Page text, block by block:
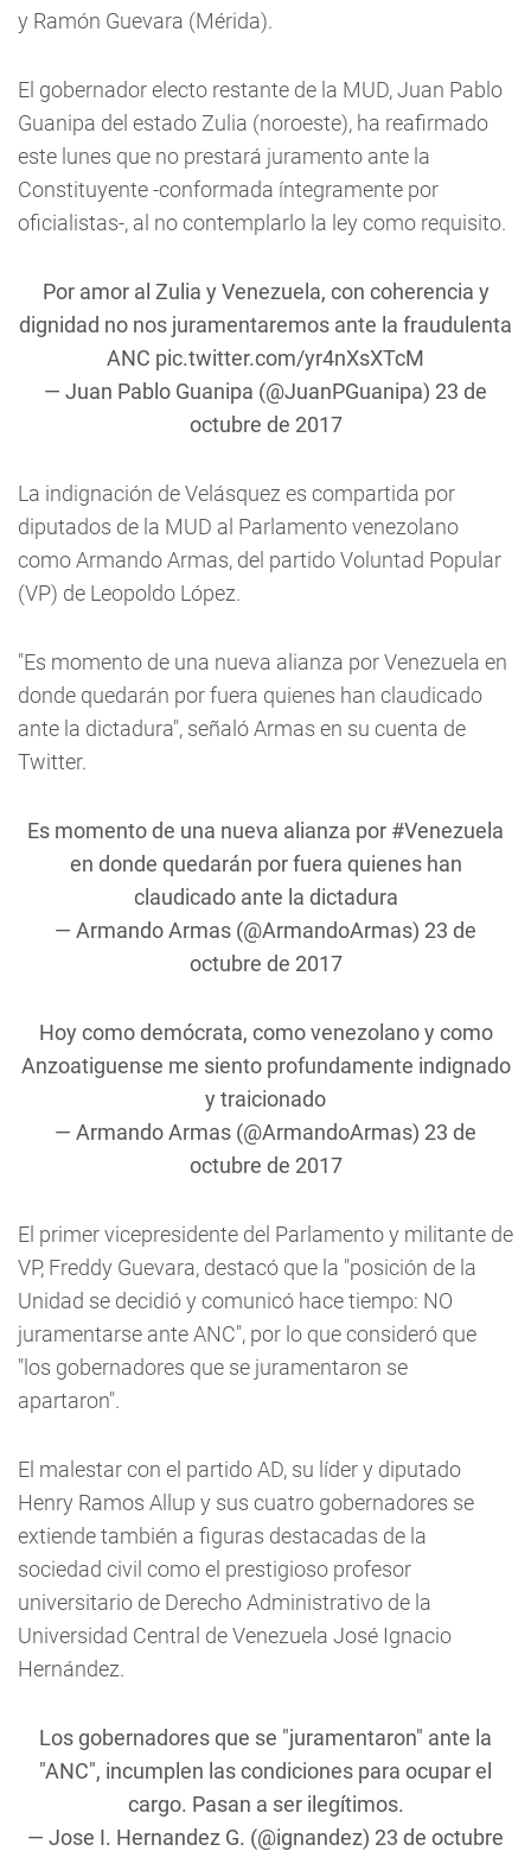
y Ramón Guevara (Mérida).
El gobernador electo restante de la MUD, Juan Pablo
Guanipa del estado Zulia (noroeste), ha reafirmado
este lunes que no prestará juramento ante la
Constituyente -conformada íntegramente por
oficialistas-, al no contemplarlo la ley como requisito.
Por amor al Zulia y Venezuela, con coherencia y
dignidad no nos juramentaremos ante la fraudulenta
ANC pic.twitter.com/yr4nXsXTcM
— Juan Pablo Guanipa (@JuanPGuanipa) 23 de
octubre de 2017
La indignación de Velásquez es compartida por
diputados de la MUD al Parlamento venezolano
como Armando Armas, del partido Voluntad Popular
(VP) de Leopoldo López.
"Es momento de una nueva alianza por Venezuela en
donde quedarán por fuera quienes han claudicado
ante la dictadura", señaló Armas en su cuenta de
Twitter.
Es momento de una nueva alianza por #Venezuela
en donde quedarán por fuera quienes han
claudicado ante la dictadura
— Armando Armas (@ArmandoArmas) 23 de
octubre de 2017
Hoy como demócrata, como venezolano y como
Anzoatiguense me siento profundamente indignado
y traicionado
— Armando Armas (@ArmandoArmas) 23 de
octubre de 2017
El primer vicepresidente del Parlamento y militante de
VP, Freddy Guevara, destacó que la "posición de la
Unidad se decidió y comunicó hace tiempo: NO
juramentarse ante ANC", por lo que consideró que
"los gobernadores que se juramentaron se
apartaron".
El malestar con el partido AD, su líder y diputado
Henry Ramos Allup y sus cuatro gobernadores se
extiende también a figuras destacadas de la
sociedad civil como el prestigioso profesor
universitario de Derecho Administrativo de la
Universidad Central de Venezuela José Ignacio
Hernández.
Los gobernadores que se "juramentaron" ante la
"ANC", incumplen las condiciones para ocupar el
cargo. Pasan a ser ilegítimos.
— Jose I. Hernandez G. (@ignandez) 23 de octubre